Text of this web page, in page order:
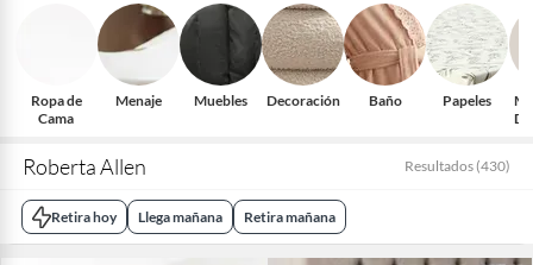
Ropa de
Cama
Menaje Muebles Decoración Baño Papeles
Roberta Allen Resultados (430)
Retira hoy Llega mañana Retira mañana